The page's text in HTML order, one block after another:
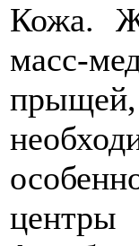
Кожа.
масс-
центры